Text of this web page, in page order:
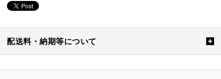
配送料・納期等について